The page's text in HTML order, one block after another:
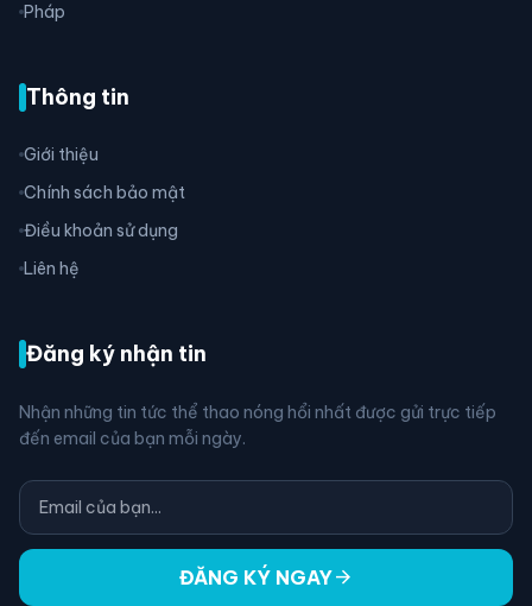
Pháp
Thông tin
Giới thiệu
Chính sách bảo mật
Điều khoản sử dụng
Liên hệ
Đăng ký nhận tin
Nhận những tin tức thể thao nóng hổi nhất được gửi trực tiếp
đến email của bạn mỗi ngày.
ĐĂNG KÝ NGAYarrow_forward